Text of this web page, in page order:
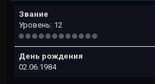
Звание
Уровень: 12
День рождения
02.06.1984